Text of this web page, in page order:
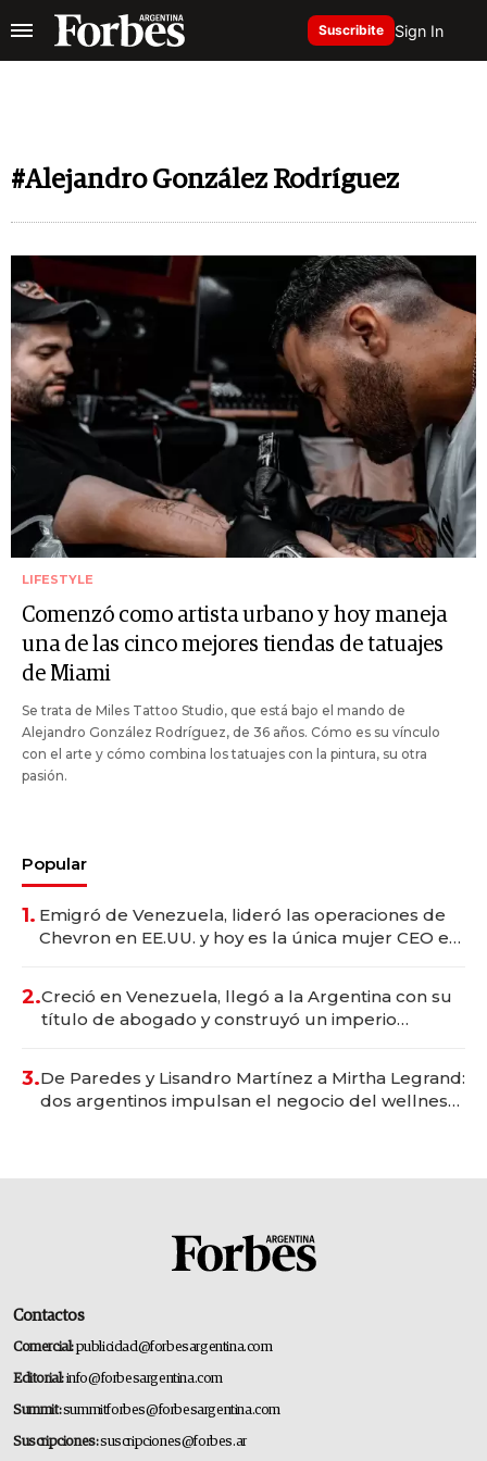
Suscribite Sign In
#Alejandro González Rodríguez
LIFESTYLE
Comenzó como artista urbano y hoy maneja
una de las cinco mejores tiendas de tatuajes
de Miami
Se trata de Miles Tattoo Studio, que está bajo el mando de
Alejandro González Rodríguez, de 36 años. Cómo es su vínculo
con el arte y cómo combina los tatuajes con la pintura, su otra
pasión.
Popular
1. Emigró de Venezuela, lideró las operaciones de
Chevron en EE.UU. y hoy es la única mujer CEO en
2.Creció en Venezuela, llegó a la Argentina con su
título de abogado y construyó un imperio
3.De Paredes y Lisandro Martínez a Mirtha Legrand:
dos argentinos impulsan el negocio del wellness
Contactos
Comercial:publicidad@forbesargentina.com
Editorial:info@forbesargentina.com
Summit:summitforbes@forbesargentina.com
Suscripciones:suscripciones@forbes.ar